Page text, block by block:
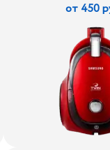
от 450